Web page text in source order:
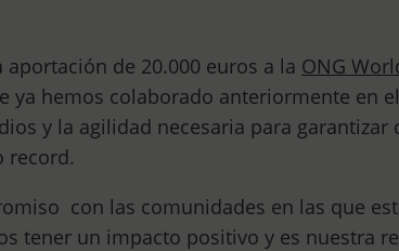
de 20.000 euros a la ONG
ya hemos colaborado anteriormente en
y la agilidad necesaria para
record.
con las comunidades en las que
tener un impacto positivo y es nuestra